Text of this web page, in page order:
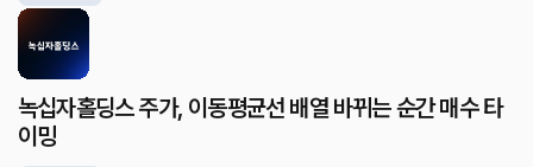
녹십자홀딩스 주가, 이동평균선 배열 바뀌는 순간 매수 타
이밍